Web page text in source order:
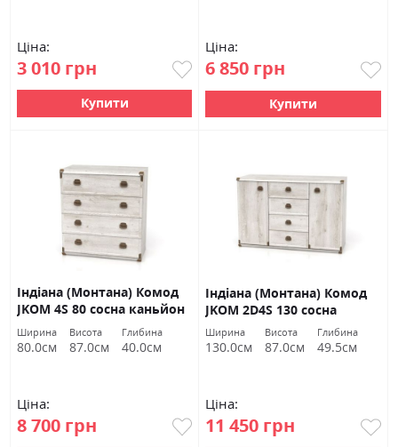
Ціна:
3 010 грн
Купити
Ціна:
6 850 грн
Купити
Індіана (Монтана) Комод
JKOM 4S 80 сосна каньйон
БРВ Україна
Ширина
80.0см
Висота
87.0см
Глибина
40.0см
Ціна:
8 700 грн
Індіана (Монтана) Комод
JKOM 2D4S 130 сосна
каньйон БРВ Україна
Ширина
130.0см
Висота
87.0см
Глибина
49.5см
Ціна:
11 450 грн